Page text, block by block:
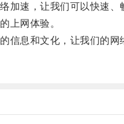
速，让我们可以快速、
上网体验。
息和文化，让我们的网